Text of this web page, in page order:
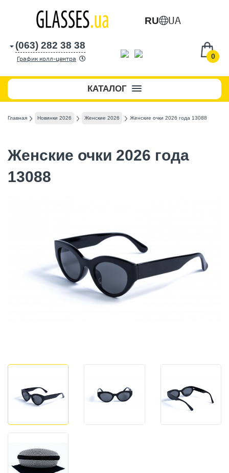
RU UA
0
(063) 282 38 38
График колл-центра
КАТАЛОГ
Главная Новинки 2026 Женские 2026 Женские очки 2026 года 13088
Женские очки 2026 года
13088